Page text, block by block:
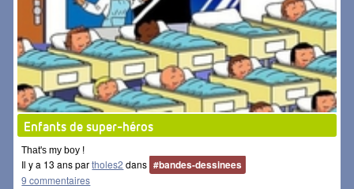
Enfants de super-héros
That's my boy !
Il y a 13 ans partholes2 dans #bandes-dessinees
9 commentaires